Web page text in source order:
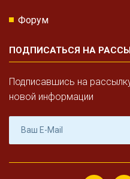
Форум
ПОДПИСАТЬСЯ НА
Подписавшись на
новой информации